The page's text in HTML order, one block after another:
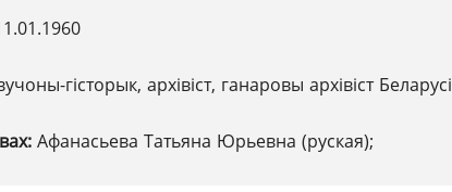
гісторык, архівіст, ганаровы архівіст Беларусі
Афанасьева Татьяна Юрьевна (руская);